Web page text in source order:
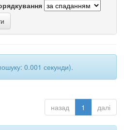
0.001 секунди).
назад 1 далі